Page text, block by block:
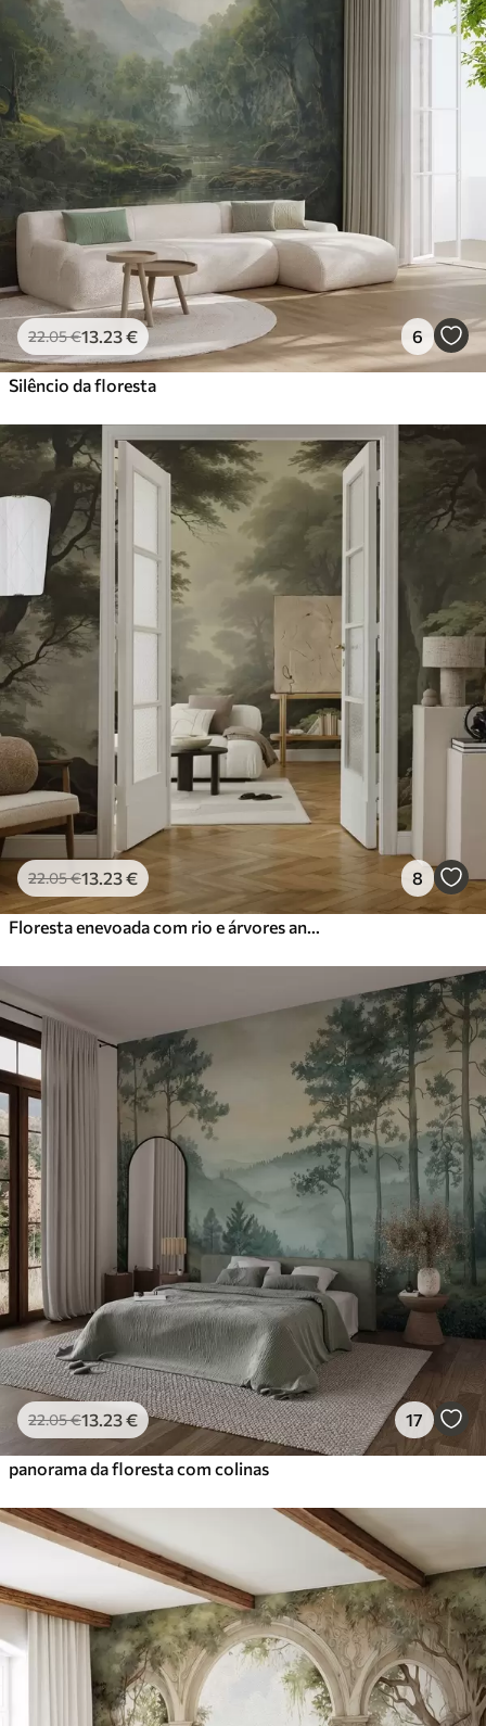
22.05€13 .23€ 6
Silêncio da floresta
22.05€13 .23€ 8
22.05€13 .23€ 17
panorama da floresta com colinas